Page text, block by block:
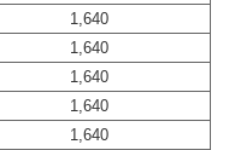
1,640
1,640
1,640
1,640
1,640